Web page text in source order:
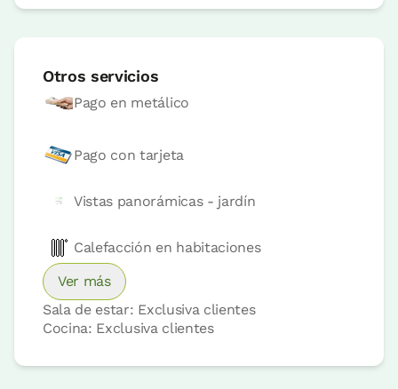
Precio habitación desde
Reserva ahora
Habitación twin convertible
en doble
Otros servicios
Pago en metálico
Pago con tarjeta
Vistas panorámicas - jardín
Calefacción en habitaciones
Ver más
Sala de estar: Exclusiva clientes
Cocina: Exclusiva clientes